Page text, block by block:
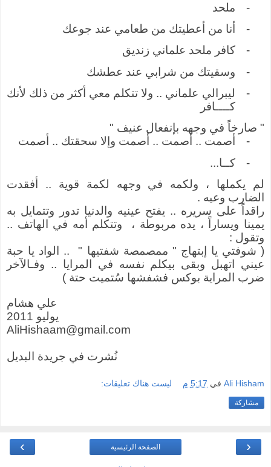
-
ملحد
-
أنا من أعطيتك من طعامي عند جوعك
-
كافر ملحد علماني زنديق
-
وسقيتك من شرابي عند عطشك
-
ليبرالي علماني .. ولا تتكلم معي أكثر من ذلك لأنك
كــــافر
" صارخاً في وجهه بإنفعال عنيف "
-
أصمت .. أصمت .. أصمت وإلا سحقتك .. أصمت
-
كــا...
لم يكملها ، ولكمه في وجهه لكمة قوية .. أفقدت
الضارب وعيه .
راقداً على سريره .. يفتح عينيه والدنيا تدور وتتمايل به
يمينا ويساراً ، يده مربوطة ،
وتتكلم أمه في الهاتف ..
وتقول :
( شوفتي يا إبتهاج " ممصمصة شفتيها "
.. الواد يا حبة
عيني اتهبل وبقى بيكلم نفسه في المرايا .. وفـالآخر
ضرب المراية بوكس فشفشها سُتميت حتة )
علي هشام
يوليو 2011
AliHishaam@gmail.com
نُشرت في جريدة البديل
Ali Hisham في 5:17 م ليست هناك تعليقات:
مشاركة
‹
› الصفحة الرئيسية